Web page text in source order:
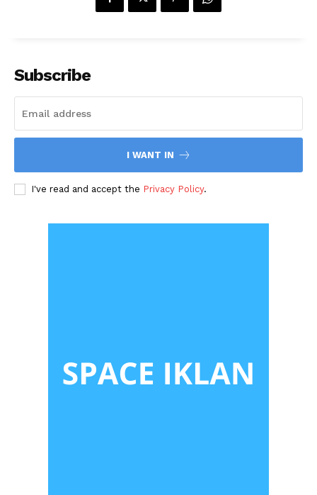
Subscribe
I WANT IN
I've read and accept the Privacy Policy.